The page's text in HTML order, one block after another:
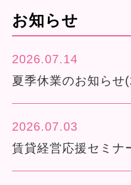
お知らせ
2026.07.14
夏季休業のお知ら
2026.07.03
賃貸経営応援セミ